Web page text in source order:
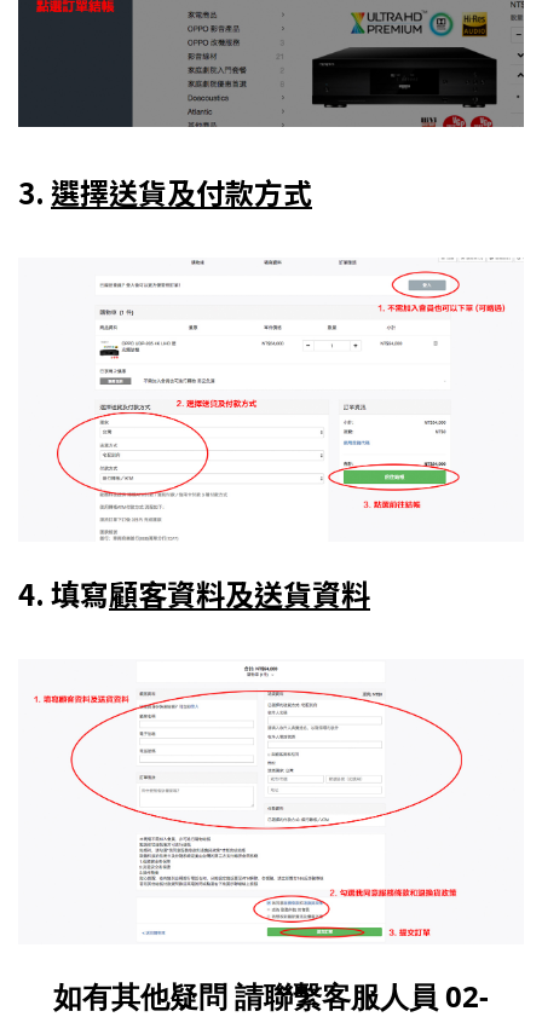
3. 選擇送貨及付款方式
4. 填寫顧客資料及送貨資料
如有其他疑問 請聯繫客服人員 02-